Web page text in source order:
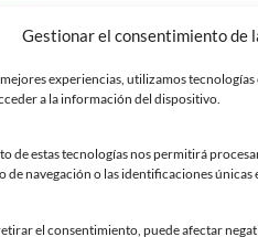
Gestionar el consentimiento de
experiencias, utilizamos
a la información del dispositivo.
de estas tecnologías nos permitirá
navegación o las identificaciones únicas
el consentimiento, puede afectar
CONTACTO
Teléfonos de
Formulario de